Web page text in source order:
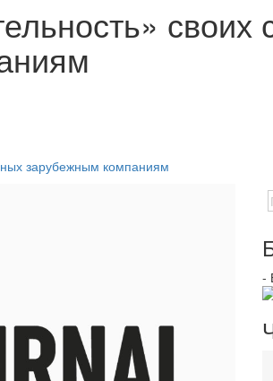
своих
зарубежным компаниям
-